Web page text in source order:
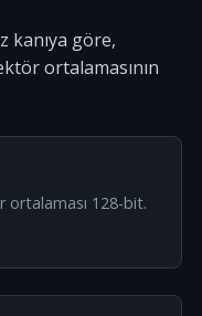
kanıya göre,
ortalamasının
ortalaması 128-bit.